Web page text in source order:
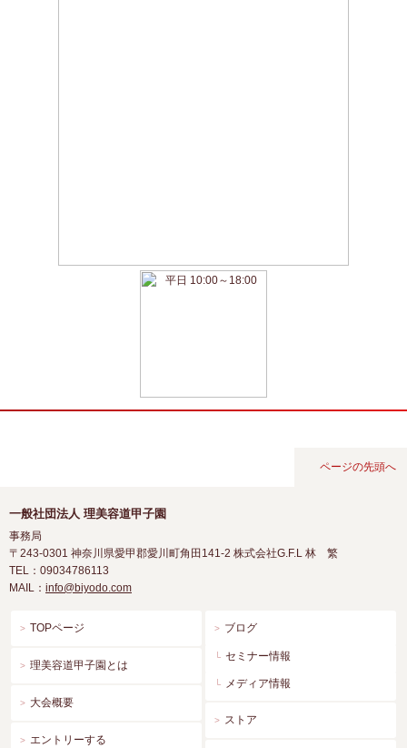
ページの先頭へ
一般社団法人 理美容道甲子園
事務局
〒243-0301 神奈川県愛甲郡愛川町角田141-2 株式会社G.F.L 林 繁
TEL：09034786113
MAIL： info@biyodo.com
TOPページ
理美容道甲子園とは
大会概要
エントリーする
ブログ
セミナー情報
メディア情報
ストア